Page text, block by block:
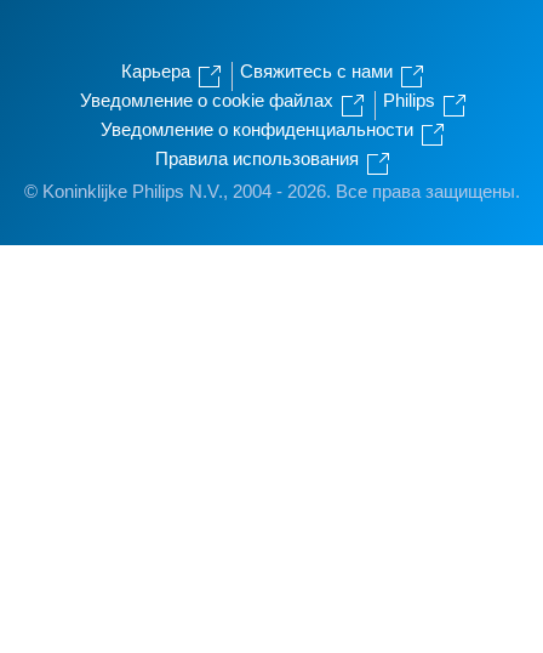
Карьера
Свяжитесь с нами
Уведомление о cookie файлах
Philips
Уведомление о конфиденциальности
Правила использования
© Koninklijke Philips N.V., 2004 - 2026. Все права защищены.